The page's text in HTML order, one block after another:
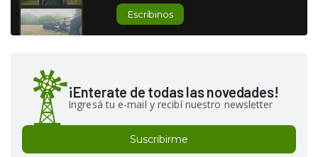
Escribinos
¡Enterate de todas las novedades!
Ingresá tu e-mail y recibí nuestro newsletter
Suscribirme